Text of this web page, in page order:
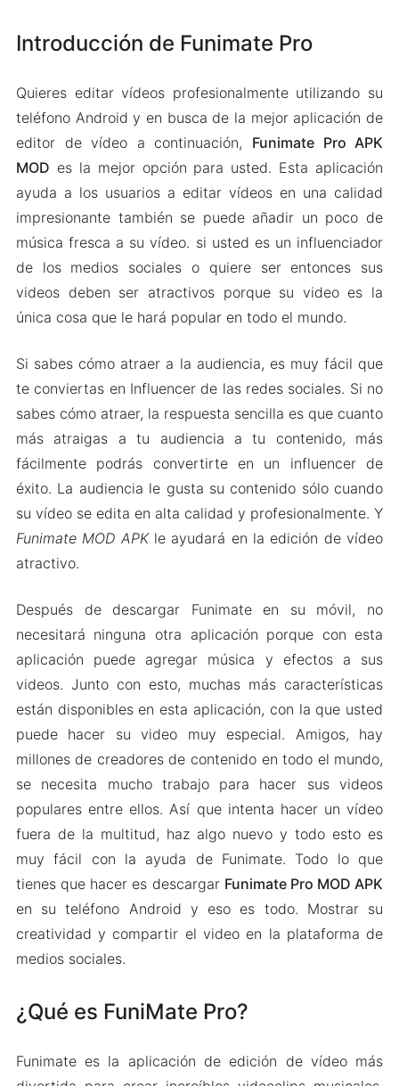
Introducción de Funimate Pro
Quieres editar vídeos profesionalmente utilizando su
teléfono Android y en busca de la mejor aplicación de
editor de vídeo a continuación, Funimate Pro APK
MOD es la mejor opción para usted. Esta aplicación
ayuda a los usuarios a editar vídeos en una calidad
impresionante también se puede añadir un poco de
música fresca a su vídeo. si usted es un influenciador
de los medios sociales o quiere ser entonces sus
videos deben ser atractivos porque su video es la
única cosa que le hará popular en todo el mundo.
Si sabes cómo atraer a la audiencia, es muy fácil que
te conviertas en Influencer de las redes sociales. Si no
sabes cómo atraer, la respuesta sencilla es que cuanto
más atraigas a tu audiencia a tu contenido, más
fácilmente podrás convertirte en un influencer de
éxito. La audiencia le gusta su contenido sólo cuando
su vídeo se edita en alta calidad y profesionalmente. Y
Funimate MOD APKle ayudará en la edición de vídeo
atractivo.
Después de descargar Funimate en su móvil, no
necesitará ninguna otra aplicación porque con esta
aplicación puede agregar música y efectos a sus
videos. Junto con esto, muchas más características
están disponibles en esta aplicación, con la que usted
puede hacer su video muy especial. Amigos, hay
millones de creadores de contenido en todo el mundo,
se necesita mucho trabajo para hacer sus videos
populares entre ellos. Así que intenta hacer un vídeo
fuera de la multitud, haz algo nuevo y todo esto es
muy fácil con la ayuda de Funimate. Todo lo que
tienes que hacer es descargar Funimate Pro MOD APK
en su teléfono Android y eso es todo. Mostrar su
creatividad y compartir el video en la plataforma de
medios sociales.
¿Qué es FuniMate Pro?
Funimate es la aplicación de edición de vídeo más